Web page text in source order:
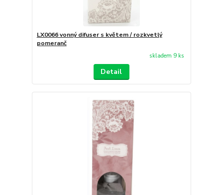
LX0066 vonný difuser s květem / rozkvetlý
pomeranč
skladem 9 ks
Detail